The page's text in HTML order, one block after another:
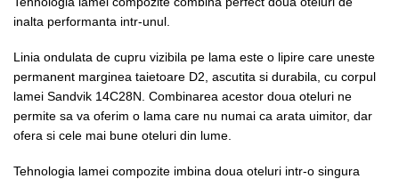
inalta performanta intr-unul.
Linia ondulata de cupru vizibila pe lama este o lipire care uneste
permanent marginea taietoare D2, ascutita si durabila, cu corpul
lamei Sandvik 14C28N. Combinarea acestor doua oteluri ne
permite sa va oferim o lama care nu numai ca arata uimitor, dar
ofera si cele mai bune oteluri din lume.
Tehnologia lamei compozite imbina doua oteluri intr-o singura